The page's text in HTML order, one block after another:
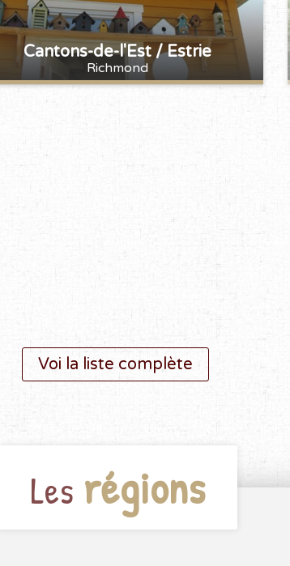
Cantons-de-l'Est / Estrie
Richmond
Voi la liste complète
Les régions